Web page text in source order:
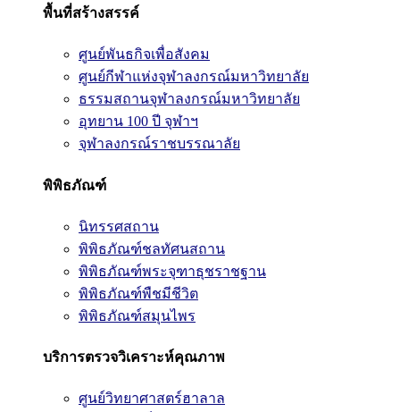
พื้นที่สร้างสรรค์
ศูนย์พันธกิจเพื่อสังคม
ศูนย์กีฬาแห่งจุฬาลงกรณ์มหาวิทยาลัย
ธรรมสถานจุฬาลงกรณ์มหาวิทยาลัย
อุทยาน 100 ปี จุฬาฯ
จุฬาลงกรณ์ราชบรรณาลัย
พิพิธภัณฑ์
นิทรรศสถาน
พิพิธภัณฑ์ชลทัศนสถาน
พิพิธภัณฑ์พระจุฑาธุชราชฐาน
พิพิธภัณฑ์พืชมีชีวิต
พิพิธภัณฑ์สมุนไพร
บริการตรวจวิเคราะห์คุณภาพ
ศูนย์วิทยาศาสตร์ฮาลาล